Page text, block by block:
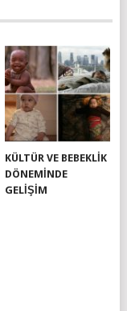
KÜLTÜR VE BEBEKLIK
DÖNEMINDE
GELIŞIM